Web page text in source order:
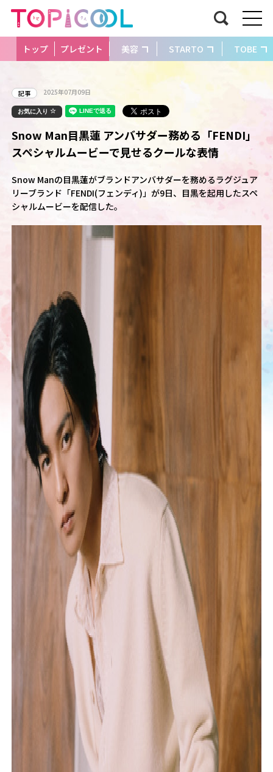
トップ プレゼント 美容 STARTO TOBE
記事 2025年07月09日
お気に入り
Snow Man目黒蓮 アンバサダー務める「FENDI」
スペシャルムービーで見せるクールな表情
Snow Manの目黒蓮がブランドアンバサダーを務めるラグジュア
リーブランド「FENDI(フェンディ)」が9日、目黒を起用したスペ
シャルムービーを配信した。